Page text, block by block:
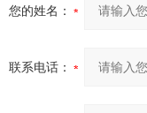
您的姓名：
联系电话：